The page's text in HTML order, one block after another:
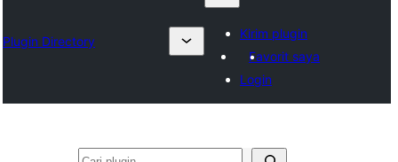
Plugin Directory
Kirim plugin
Favorit saya
Login